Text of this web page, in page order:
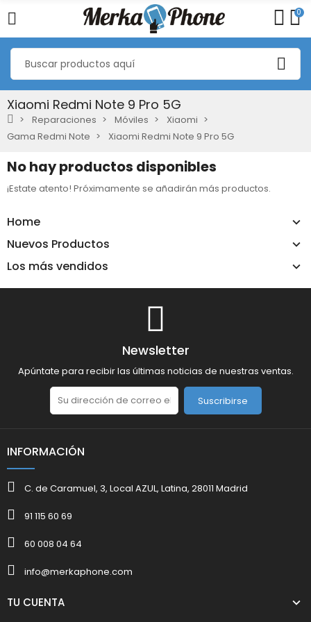
0
Xiaomi Redmi Note 9 Pro 5G
Reparaciones Móviles
Xiaomi
Gama Redmi Note
Xiaomi Redmi Note 9 Pro 5G
Home
Nuevos Productos
Los más vendidos
No hay productos disponibles
¡Estate atento! Próximamente se añadirán más productos.
Newsletter
Apúntate para recibir las últimas noticias de nuestras ventas.
Suscribirse
INFORMACIÓN
C. de Caramuel, 3, Local AZUL, Latina, 28011 Madrid
91 115 60 69
60 008 04 64
info@merkaphone.com
TU CUENTA